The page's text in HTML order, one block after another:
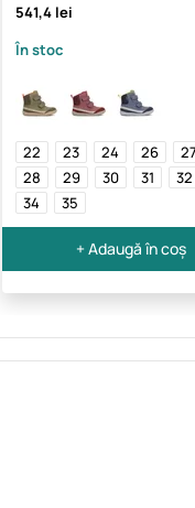
541,4 lei
În stoc
22 23 24 26
28
29 30 31
32
34
35
+ Adaugă în coș